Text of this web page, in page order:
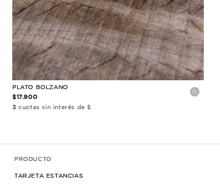
PLATO BOLZANO
$17.900
3 cuotas sin interés de $
PRODUCTO
TARJETA ESTANCIAS